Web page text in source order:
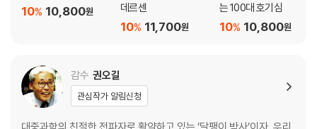
10,800원
10%
데르센
11,700원
10%
는 100대 호기심
10,800원
10%
감수 권오길
관심작가 알림신청